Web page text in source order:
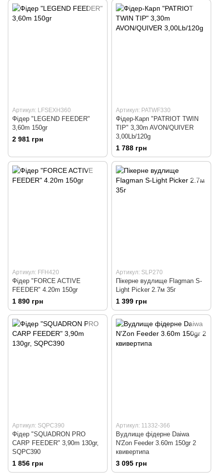
Артикул: LFSEXH360
Фiдер "LEGEND FEEDER"
3,60m 150gr
2 981 грн
Артикул: PATWF330
Фідер-Карп "PATRIOT TWIN
TIP" 3,30m AVON/QUIVER
3,00Lb/120g
1 788 грн
Артикул: FFH420
Фiдер "FORCE ACTIVE
FEEDER" 4.20m 150gr
1 890 грн
Артикул: SLP270
Пікерне вудлище Flagman S-
Light Picker 2.7м 35г
1 399 грн
Артикул: SQPC390
Фiдер "SQUADRON PRO
CARP FEEDER" 3,90m 130gr,
SQPC390
1 856 грн
Артикул: 11332-366
Вудлище фідерне Daiwa
N'Zon Feeder 3.60m 150gr 2
квивертипа
3 095 грн